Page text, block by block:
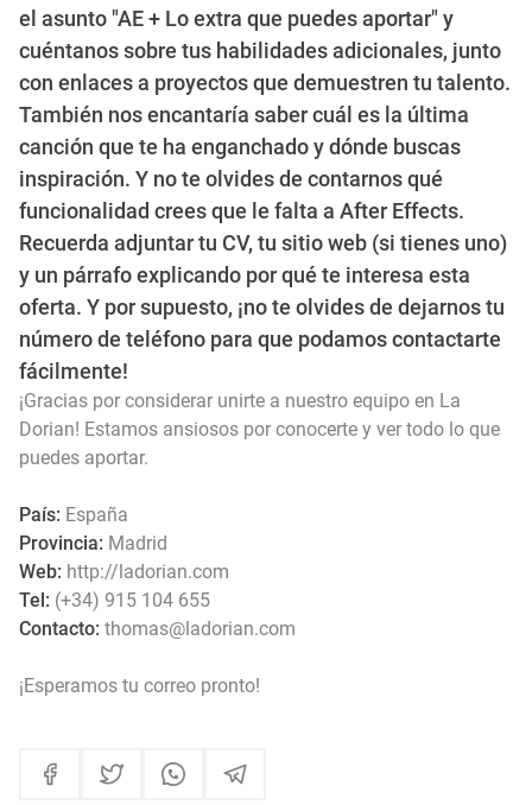
el asunto "AE + Lo extra que puedes aportar" y
cuéntanos sobre tus habilidades adicionales, junto
con enlaces a proyectos que demuestren tu talento.
También nos encantaría saber cuál es la última
canción que te ha enganchado y dónde buscas
inspiración. Y no te olvides de contarnos qué
funcionalidad crees que le falta a After Effects.
Recuerda adjuntar tu CV, tu sitio web (si tienes uno)
y un párrafo explicando por qué te interesa esta
oferta. Y por supuesto, ¡no te olvides de dejarnos tu
número de teléfono para que podamos contactarte
fácilmente!
¡Gracias por considerar unirte a nuestro equipo en La
Dorian! Estamos ansiosos por conocerte y ver todo lo que
puedes aportar.
País: España
Provincia: Madrid
Web: http://ladorian.com
Tel: (+34) 915 104 655
Contacto: thomas@ladorian.com
¡Esperamos tu correo pronto!